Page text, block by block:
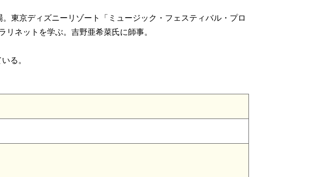
東京ディズニーリゾート「ミュージック・フェスティバル・プロ
ネットを学ぶ。吉野亜希菜氏に師事。
る。